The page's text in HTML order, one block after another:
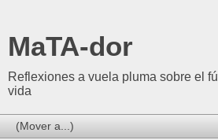
MaTA-dor
Reflexiones a vuela pluma sobre el
vida